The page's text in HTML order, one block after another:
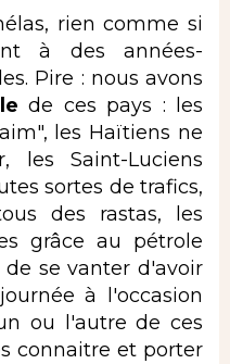
rien comme si
à des années-
Pire : nous avons
de ces pays : les
les Haïtiens ne
les Saint-Luciens
sortes de trafics,
des rastas, les
grâce au pétrole
de se vanter d'avoir
à l'occasion
ou l'autre de ces
connaitre et porter